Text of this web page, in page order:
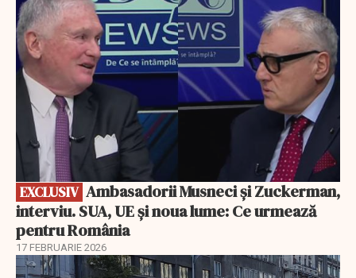
EXCLUSIV
interviu. SUA, UE și noua lume: Ce urmează
pentru România
17 FEBRUARIE 2026